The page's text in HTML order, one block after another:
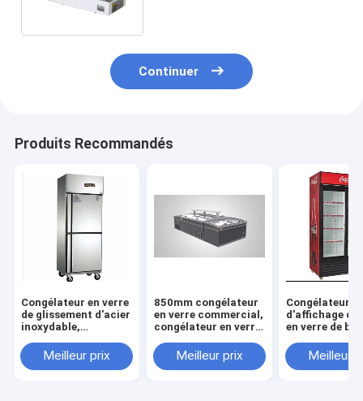
Continuer
Produits Recommandés
Congélateur en verre
de glissement d'acier
inoxydable,
de glissement de
l'acier inoxydable
Meilleur prix
850mm congélateur
en verre commercial,
congélateur en verre
refroidissement
direct du CEI
Meilleur prix
Congélateur
d'affichage de
en verre de
d'affichage de
en verre de
Meilleur